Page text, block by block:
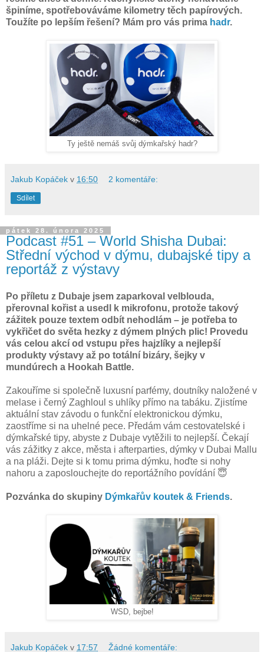
špiníme, spotřebováváme kilometry těch papírových.
Toužíte po lepším řešení? Mám pro vás prima hadr.
Ty ještě nemáš svůj dýmkařský hadr?
Jakub Kopáček v 16:50 2 komentáře:
Sdílet
pátek 28. února 2025
Podcast #51 – World Shisha Dubai:
Střední východ v dýmu, dubajské tipy a
reportáž z výstavy
Po příletu z Dubaje jsem zaparkoval velblouda,
přerovnal kořist a usedl k mikrofonu, protože takový
zážitek pouze textem odbít nehodlám – je potřeba to
vykřičet do světa hezky z dýmem plných plic! Provedu
vás celou akcí od vstupu přes hajzlíky a nejlepší
produkty výstavy až po totální bizáry, šejky v
mundúrech a Hookah Battle.
Zakouříme si společně luxusní parfémy, doutníky naložené v
melase i černý Zaghloul s uhlíky přímo na tabáku. Zjistíme
aktuální stav závodu o funkční elektronickou dýmku,
zaostříme si na uhelné pece. Předám vám cestovatelské i
dýmkařské tipy, abyste z Dubaje vytěžili to nejlepší. Čekají
vás zážitky z akce, města i afterparties, dýmky v Dubai Mallu
a na pláži. Dejte si k tomu prima dýmku, hoďte si nohy
nahoru a zaposlouchejte do reportážního povídání 😇
Pozvánka do skupiny ⁠Dýmkařův koutek & Friends⁠.
WSD, bejbe!
Jakub Kopáček v 17:57 Žádné komentáře: